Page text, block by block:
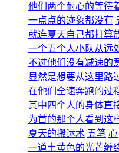
他们两个耐心的等待
一点点的迹象都没有
就连夏天自己都打算
一个五个人小队从远
不过他们没有减速的
显然是想要从这里路
在他们全速奔跑的过
其中四个人的身体直
为首的那个人看到这
夏天的搬运术 五笔 心
一道土黄色的光芒缠